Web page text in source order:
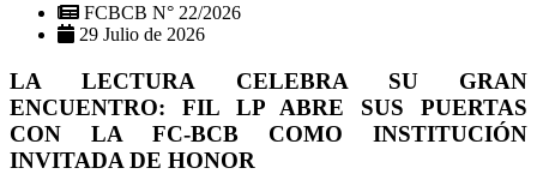
FCBCB N° 22/2026
29 Julio de 2026
LA LECTURA CELEBRA SU GRAN
ENCUENTRO: FIL LP ABRE SUS PUERTAS
CON LA FC-BCB COMO INSTITUCIÓN
INVITADA DE HONOR